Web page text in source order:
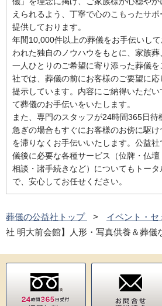
えられるよう、丁寧で心のこもったサ
提供しております。
年間10,000件以上の葬儀をお手伝いし
われた独自のノウハウをもとに、家族葬
一人ひとりのご希望に寄り添った葬儀
社では、葬儀の前にお客様のご要望に
提示しています。内容にご納得いただ
て葬儀のお手伝いをいたします。
また、専門のスタッフが24時間365日
急ぎの場合もすぐにお客様のお傍に駆
を滞りなくお手伝いいたします。公益
儀後に必要な各種サービス（位牌・仏
相談・諸手続きなど）についてもトー
で、安心してお任せください。
葬儀の公益社トップ イベント・セ
社 明大前会館】人形・写真供養＆葬儀